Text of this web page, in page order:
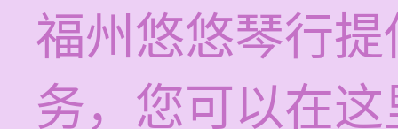
福州悠悠琴行
务，您可以在